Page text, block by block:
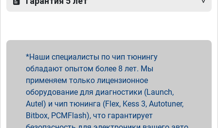
Наши специалисты по чип тюнингу
обладают опытом более 8 лет. Мы
применяем только лицензионное
оборудование для диагностики (Launch,
Autel) и чип тюнинга (Flex, Kess 3, Autotuner,
Bitbox, PCMFlash), что гарантирует